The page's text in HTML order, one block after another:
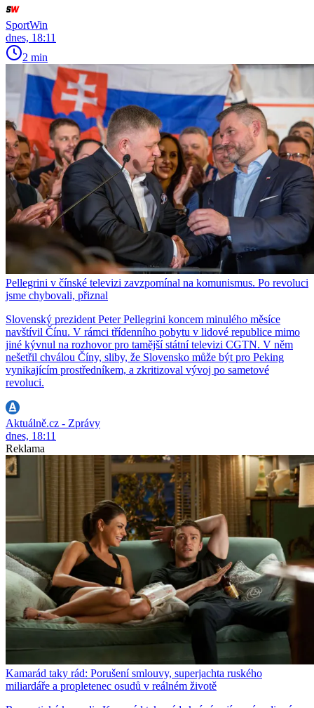
SportWin
dnes, 18:11
2 min
Pellegrini v čínské televizi zavzpomínal na komunismus. Po revoluci
jsme chybovali, přiznal
Slovenský prezident Peter Pellegrini koncem minulého měsíce
navštívil Čínu. V rámci třídenního pobytu v lidové republice mimo
jiné kývnul na rozhovor pro tamější státní televizi CGTN. V něm
nešetřil chválou Číny, sliby, že Slovensko může být pro Peking
vynikajícím prostředníkem, a zkritizoval vývoj po sametové
revoluci.
Aktuálně.cz - Zprávy
dnes, 18:11
Reklama
Kamarád taky rád: Porušení smlouvy, superjachta ruského
miliardáře a propletenec osudů v reálném životě